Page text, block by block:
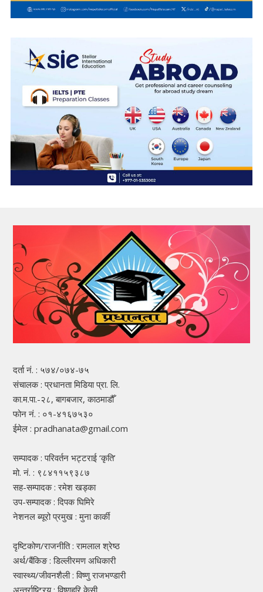
दर्ता नं. : ५७४/०७४-७५
संचालक : प्रधानता मिडिया प्रा. लि.
का.म.पा.-२८, बागबजार, काठमाडौँ
फोन नं. : ०१-४१६७५३०
ईमेल : pradhanata@gmail.com
सम्पादक : परिवर्तन भट्टराई ‘कृति’
मो. नं. : ९८४११५९३८७
सह-सम्पादक : रमेश खड्का
उप-सम्पादक : दिपक घिमिरे
नेशनल ब्यूरो प्रमुख : मुना कार्की
दृष्टिकोण/राजनीति : रामलाल श्रेष्ठ
अर्थ/बैंकिङ : डिल्लीरमण अधिकारी
स्वास्थ्य/जीवनशैली : विष्णु राजभण्डारी